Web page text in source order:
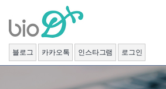
content
블로그 카카오톡 인스타그램 로그인